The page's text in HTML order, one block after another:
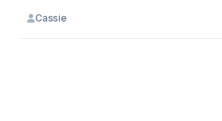
Cassie